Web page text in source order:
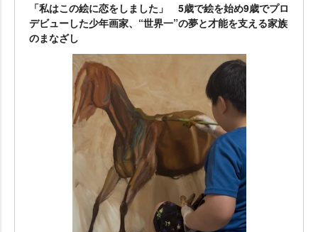
「私はこの絵に恋をしました」 5歳で絵を始め9歳でプロ
デビューした少年画家、“世界一”の夢と才能を支える家族
のまなざし